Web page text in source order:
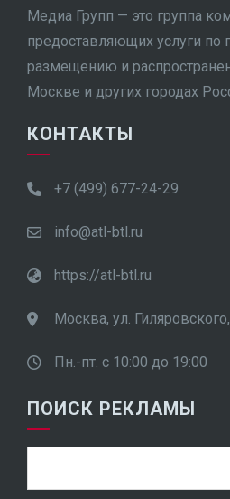
Медиа Групп — это группа
предоставляющих услуги по
размещению и
Москве и других городах
КОНТАКТЫ
+7 (499) 677-24-29
info@atl-btl.ru
https://atl-btl.ru
Москва, ул.
Пн.-пт. с 10:00 до 19:00
ПОИСК РЕКЛАМЫ